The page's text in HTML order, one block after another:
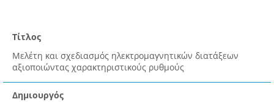
Τίτλος
Μελέτη και σχεδιασμός ηλεκτρομαγνητικών διατάξεων
αξιοποιώντας χαρακτηριστικούς ρυθμούς
Δημιουργός